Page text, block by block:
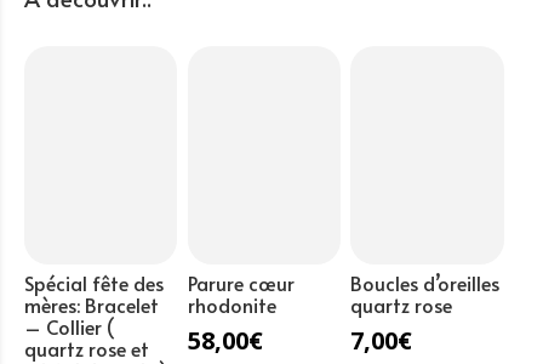
Spécial fête des
mères: Bracelet
– Collier (
quartz rose et
Parure cœur
rhodonite
58,00€
Boucles d’oreilles
quartz rose
7,00€